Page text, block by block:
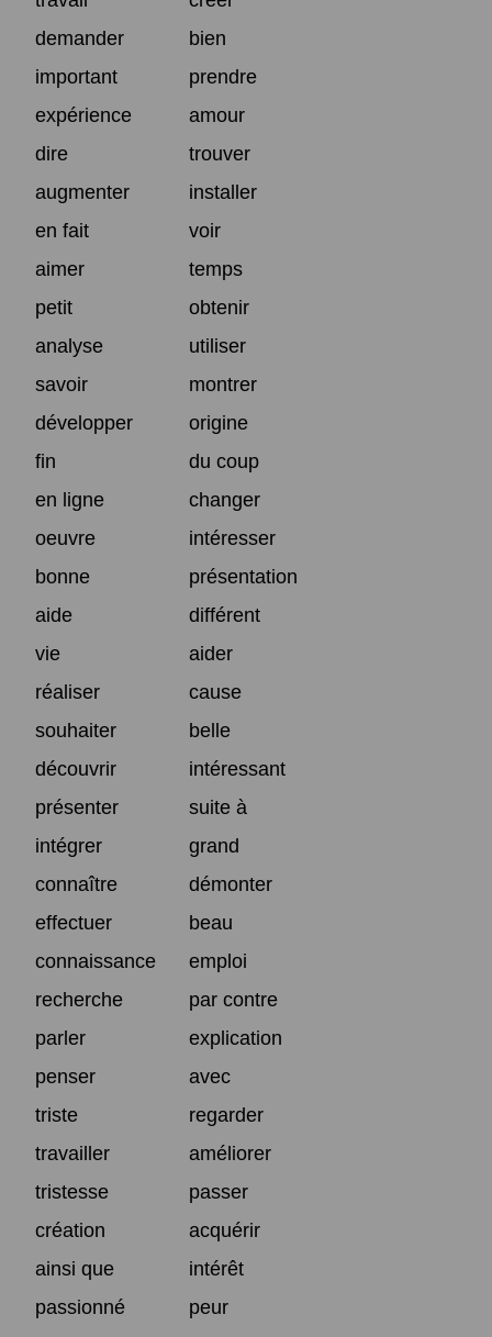
demander
bien
important
prendre
expérience
amour
dire
trouver
augmenter
installer
en fait
voir
aimer
temps
petit
obtenir
analyse
utiliser
savoir
montrer
développer
origine
fin
du coup
en ligne
changer
oeuvre
intéresser
bonne
présentation
aide
différent
vie
aider
réaliser
cause
souhaiter
belle
découvrir
intéressant
présenter
suite à
intégrer
grand
connaître
démonter
effectuer
beau
connaissance
emploi
recherche
par contre
parler
explication
penser
avec
triste
regarder
travailler
améliorer
tristesse
passer
création
acquérir
ainsi que
intérêt
passionné
peur